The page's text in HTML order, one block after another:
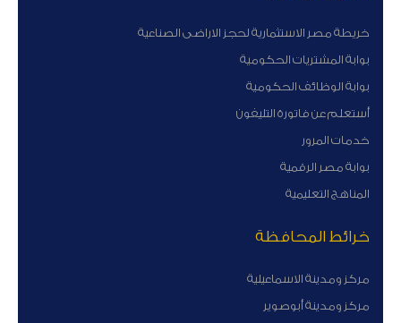
خريطة مصر الاستثمارية لحجز الاراضى الصناعية
بوابة المشتريات الحكومية
بوابة الوظائف الحكومية
أستعلم عن فاتورة التليفون
خدمات المرور
بوابة مصر الرقمية
المناهج التعليمية
خرائط المحافظة
مركز ومدينة الاسماعيلية
مركز ومدينة أبوصوير